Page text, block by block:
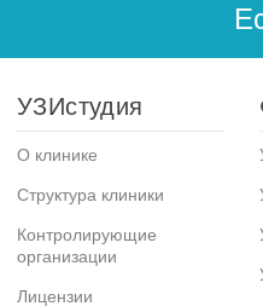
УЗИстудия
О клинике
Структура клиники
Контролирующие
организации
Лицензии